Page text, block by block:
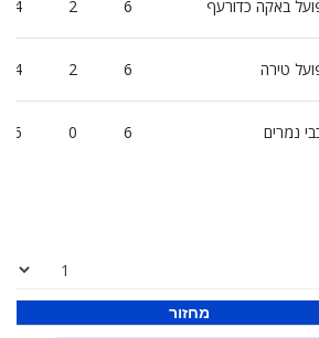
4 2 6 באקה כדורעף
4 2 6 טירה
6 0 6 נמרים
מחזור